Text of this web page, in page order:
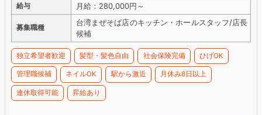
給与 月給：280,000円～
募集職種
台湾まぜそば店のキッチン・ホールスタッフ/店長
候補
独立希望者歓迎 髪型・髪色自由 社会保険完備 ひげOK
管理職候補 ネイルOK 駅から激近 月休み8日以上
連休取得可能 昇給あり